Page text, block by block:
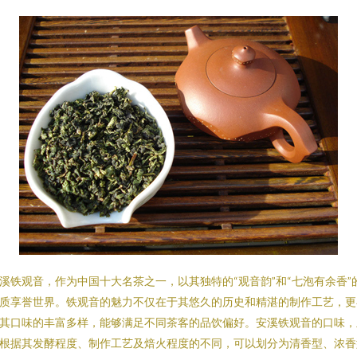
铁观音，作为中国十大名茶之一，以其独特的“观音韵”和“七泡有余香”
享誉世界。铁观音的魅力不仅在于其悠久的历史和精湛的制作工艺，
口味的丰富多样，能够满足不同茶客的品饮偏好。安溪铁观音的口味
据其发酵程度、制作工艺及焙火程度的不同，可以划分为清香型、浓